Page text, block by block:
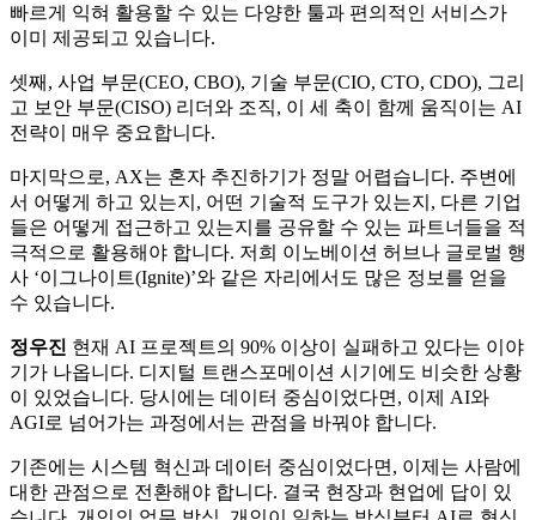
빠르게 익혀 활용할 수 있는 다양한 툴과 편의적인 서비스가
이미 제공되고 있습니다.
셋째, 사업 부문(CEO, CBO), 기술 부문(CIO, CTO, CDO), 그리
고 보안 부문(CISO) 리더와 조직, 이 세 축이 함께 움직이는 AI
전략이 매우 중요합니다.
마지막으로, AX는 혼자 추진하기가 정말 어렵습니다. 주변에
서 어떻게 하고 있는지, 어떤 기술적 도구가 있는지, 다른 기업
들은 어떻게 접근하고 있는지를 공유할 수 있는 파트너들을 적
극적으로 활용해야 합니다. 저희 이노베이션 허브나 글로벌 행
사 ‘이그나이트(Ignite)’와 같은 자리에서도 많은 정보를 얻을
수 있습니다.
정우진 현재 AI 프로젝트의 90% 이상이 실패하고 있다는 이야
기가 나옵니다. 디지털 트랜스포메이션 시기에도 비슷한 상황
이 있었습니다. 당시에는 데이터 중심이었다면, 이제 AI와
AGI로 넘어가는 과정에서는 관점을 바꿔야 합니다.
기존에는 시스템 혁신과 데이터 중심이었다면, 이제는 사람에
대한 관점으로 전환해야 합니다. 결국 현장과 현업에 답이 있